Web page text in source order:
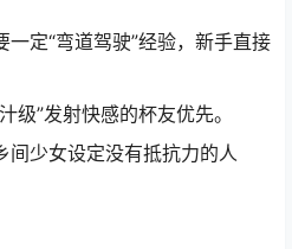
定“弯道驾驶”经验，新手直接
级”发射快感的杯友优先。
间少女设定没有抵抗力的人